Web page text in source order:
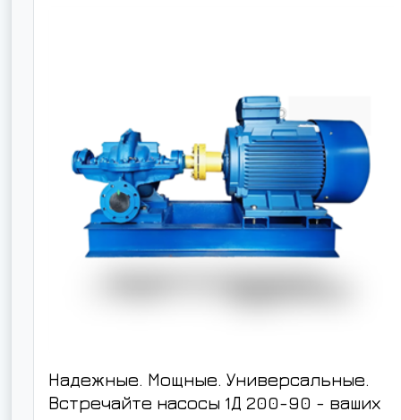
Надежные. Мощные. Универсальные.
Встречайте насосы 1Д 200-90 - ваших